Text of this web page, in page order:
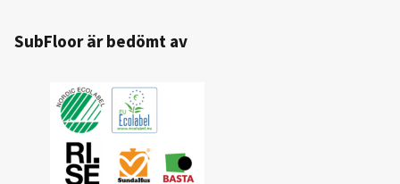
SubFloor är bedömt av